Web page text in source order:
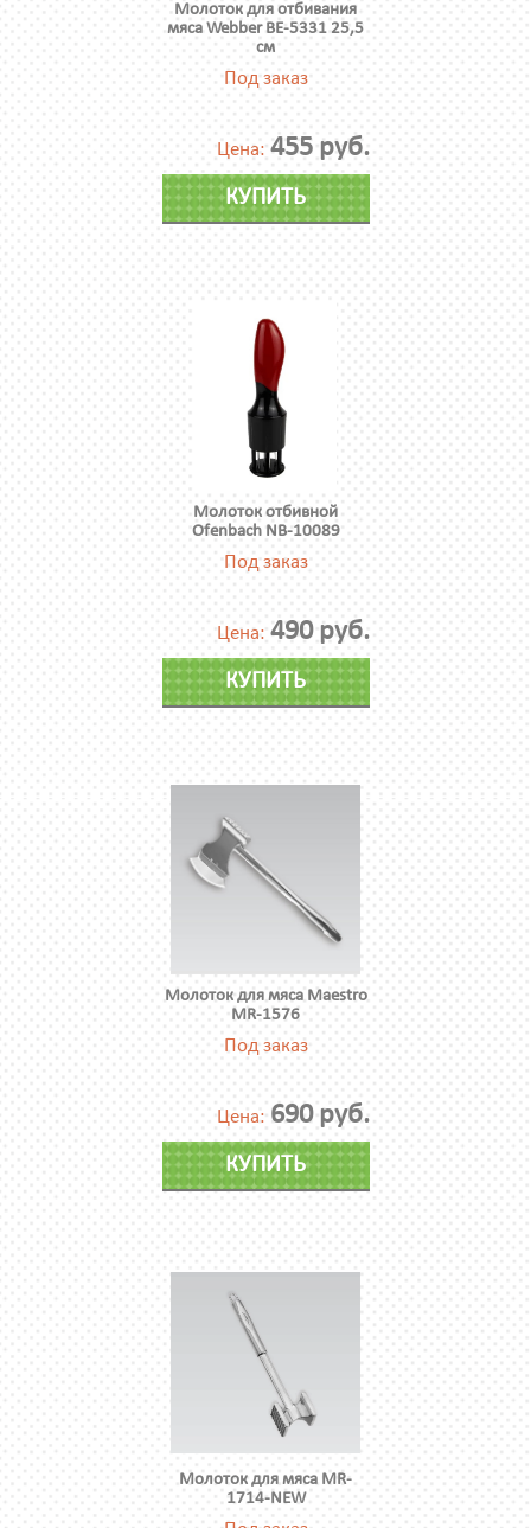
Молоток для отбивания
мяса Webber ВЕ-5331 25,5
см
Под заказ
Цена: 455 руб.
КУПИТЬ
Молоток отбивной
Ofenbach NB-10089
Под заказ
Цена: 490 руб.
КУПИТЬ
Молоток для мяса Maestro
MR-1576
Под заказ
Цена: 690 руб.
КУПИТЬ
Молоток для мяса MR-
1714-NEW